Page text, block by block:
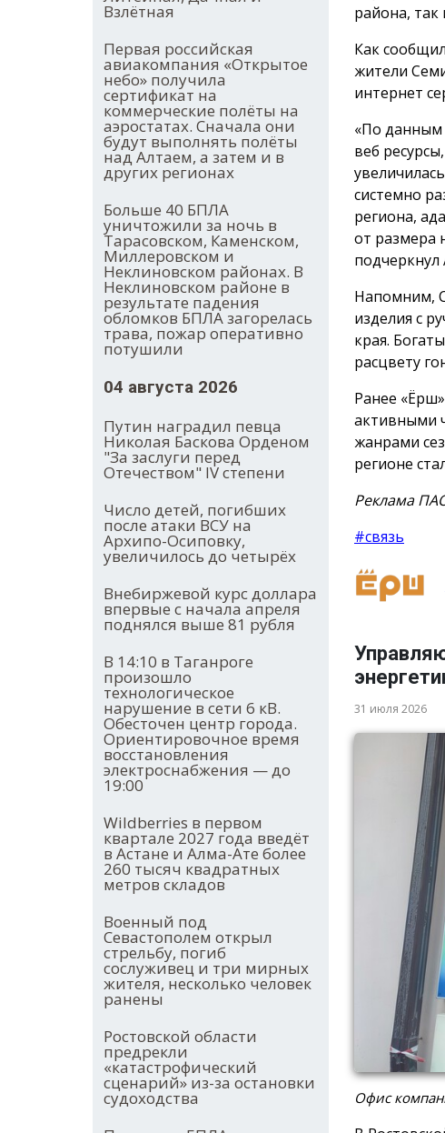
Взлётная
Первая российская
авиакомпания «Открытое
небо» получила
сертификат на
коммерческие полёты на
аэростатах. Сначала они
будут выполнять полёты
над Алтаем, а затем и в
других регионах
Больше 40 БПЛА
уничтожили за ночь в
Тарасовском, Каменском,
Миллеровском и
Неклиновском районах. В
Неклиновском районе в
результате падения
обломков БПЛА загорелась
трава, пожар оперативно
потушили
04 августа 2026
Путин наградил певца
Николая Баскова Орденом
"За заслуги перед
Отечеством" IV степени
Число детей, погибших
после атаки ВСУ на
Архипо-Осиповку,
увеличилось до четырёх
Внебиржевой курс доллара
впервые с начала апреля
поднялся выше 81 рубля
В 14:10 в Таганроге
произошло
технологическое
нарушение в сети 6 кВ.
Обесточен центр города.
Ориентировочное время
восстановления
электроснабжения — до
19:00
Wildberries в первом
квартале 2027 года введёт
в Астане и Алма-Ате более
260 тысяч квадратных
метров складов
Военный под
Севастополем открыл
стрельбу, погиб
сослуживец и три мирных
жителя, несколько человек
ранены
Ростовской области
предрекли
«катастрофический
сценарий» из-за остановки
судоходства
района, так
Как
жители
интернет
«По данным
веб
системно
региона,
от размера
подчеркнул
Напомним,
изделия с
края.
расцвету
Ранее
активными
жанрами
регионе
Реклама
#связь
31 июля 2026
Офис